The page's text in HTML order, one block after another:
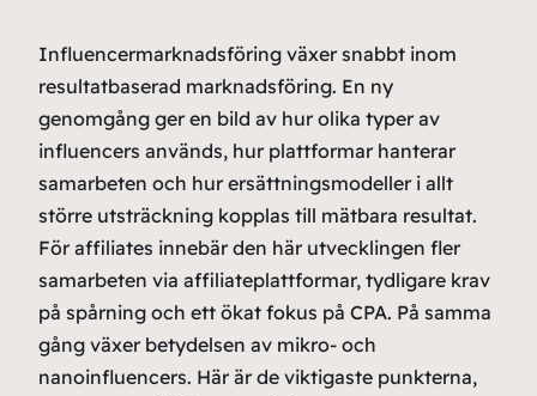
Influencermarknadsföring växer snabbt inom
resultatbaserad marknadsföring. En ny
genomgång ger en bild av hur olika typer av
influencers används, hur plattformar hanterar
samarbeten och hur ersättningsmodeller i allt
större utsträckning kopplas till mätbara resultat.
För affiliates innebär den här utvecklingen fler
samarbeten via affiliateplattformar, tydligare krav
på spårning och ett ökat fokus på CPA. På samma
gång växer betydelsen av mikro- och
nanoinfluencers. Här är de viktigaste punkterna,